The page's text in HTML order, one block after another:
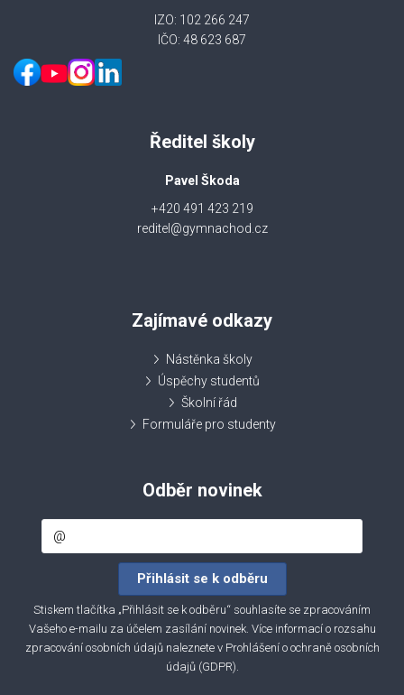
IZO: 102 266 247
IČO: 48 623 687
Ředitel školy
Pavel Škoda
+420 491 423 219
reditel@gymnachod.cz
Zajímavé odkazy
Nástěnka školy
Úspěchy studentů
Školní řád
Formuláře pro studenty
Odběr novinek
Stiskem tlačítka „Přihlásit se k odběru“ souhlasíte se zpracováním
Vašeho e-mailu za účelem zasílání novinek. Více informací o rozsahu
zpracování osobních údajů naleznete v Prohlášení o ochraně osobních
údajů (GDPR).